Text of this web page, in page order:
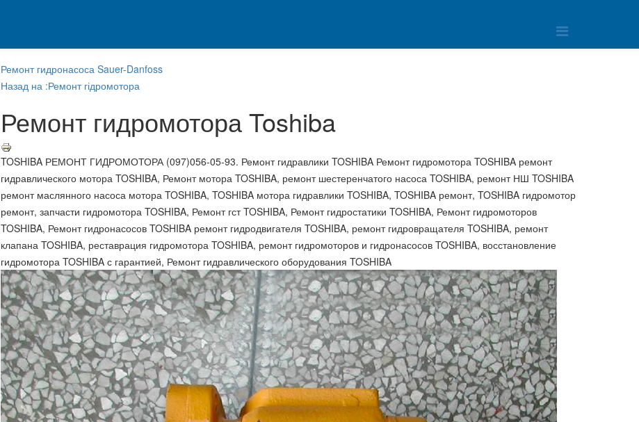
Ремонт гидронасоса Sauer-Danfoss
Назад на :Ремонт гідромотора
Ремонт гидромотора Toshiba
TOSHIBA РЕМОНТ ГИДРОМОТОРА (097)056-05-93. Ремонт гидравлики TOSHIBA Ремонт гидромотора TOSHIBA ремонт
гидравлического мотора TOSHIBA, Ремонт мотора TOSHIBA, ремонт шестеренчатого насоса TOSHIBA, ремонт НШ TOSHIBA
ремонт маслянного насоса мотора TOSHIBA, TOSHIBA мотора гидравлики TOSHIBA, TOSHIBA ремонт, TOSHIBA гидромотор
ремонт, запчасти гидромотора TOSHIBA, Ремонт гст TOSHIBA, Ремонт гидростатики TOSHIBA, Ремонт гидромоторов
TOSHIBA, Ремонт гидронасосов TOSHIBA ремонт гидродвигателя TOSHIBA, ремонт гидровращателя TOSHIBA, ремонт
клапана TOSHIBA, реставрация гидромотора TOSHIBA, ремонт гидромоторов и гидронасосов TOSHIBA, восстановление
гидромотора TOSHIBA с гарантией, Ремонт гидравлического оборудования TOSHIBA